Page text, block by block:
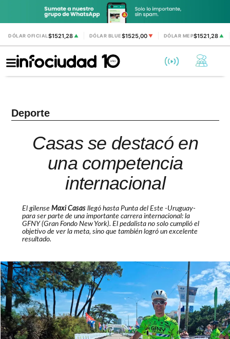
DÓLAR OFICIAL$1521,28 ▲ DÓLAR BLUE$1525,00 ▼ DÓLAR MEP$1521,28▲
Deporte
Casas se destacó en
una competencia
internacional
El gilense Maxi Casasllegó hasta Punta del Este -Uruguay-
para ser parte de una importante carrera internacional: la
GFNY (Gran Fondo New York). El pedalista no solo cumplió el
objetivo de ver la meta, sino que también logró un excelente
resultado.